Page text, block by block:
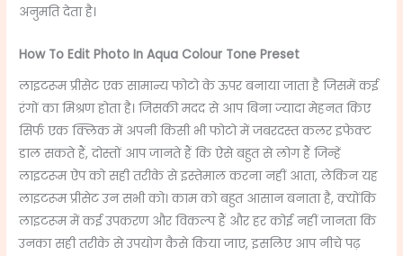
अनुमति देता है।
How To Edit Photo In Aqua Colour Tone Preset
लाइटरूम प्रीसेट एक सामान्य फोटो के ऊपर बनाया जाता है जिसमें कई
रंगों का मिश्रण होता है। जिसकी मदद से आप बिना ज्यादा मेहनत किए
सिर्फ एक क्लिक में अपनी किसी भी फोटो में जबरदस्त कलर इफेक्ट
डाल सकते हैं, दोस्तों आप जानते हैं कि ऐसे बहुत से लोग हैं जिन्हें
लाइटरूम ऐप को सही तरीके से इस्तेमाल करना नहीं आता, लेकिन यह
लाइटरूम प्रीसेट उन सभी को। काम को बहुत आसान बनाता है, क्योंकि
लाइटरूम में कई उपकरण और विकल्प हैं और हर कोई नहीं जानता कि
उनका सही तरीके से उपयोग कैसे किया जाए, इसलिए आप नीचे पढ़